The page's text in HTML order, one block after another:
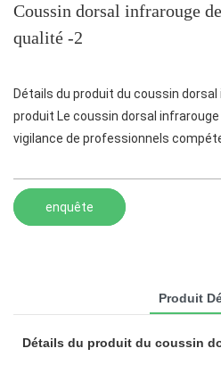
Coussin dorsal infrarouge
qualité -2
Détails du produit du coussin
produit Le coussin dorsal
vigilance de professionnels
enquête
Produit
Détails du produit du coussin